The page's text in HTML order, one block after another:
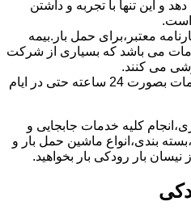
و این تنها با تجربه و داشتن
است.
معتبر،برای حمل بار.بیمه
می باشد که بسیاری از شرکت
می کنند.
امکان فعالیت و انجام خدمات بصورت 24 ساعته حتی در ایام
کلیه خدمات جابجایی و
بندی،انواع ماشین حمل بار و
بار رودکی بار بخواهید.